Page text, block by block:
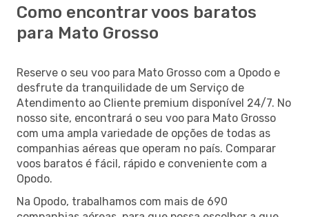
Como encontrar voos baratos
para Mato Grosso
Reserve o seu voo para Mato Grosso com a Opodo e
desfrute da tranquilidade de um Serviço de
Atendimento ao Cliente premium disponível 24/7. No
nosso site, encontrará o seu voo para Mato Grosso
com uma ampla variedade de opções de todas as
companhias aéreas que operam no país. Comparar
voos baratos é fácil, rápido e conveniente com a
Opodo.
Na Opodo, trabalhamos com mais de 690